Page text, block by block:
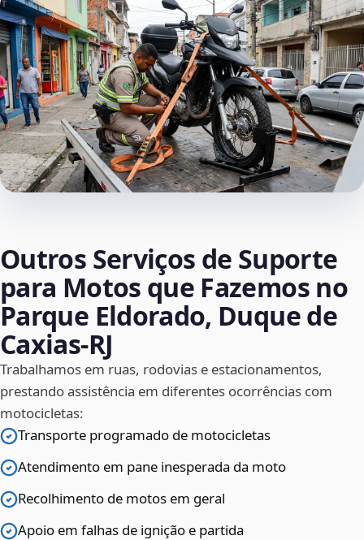
Outros Serviços de Suporte
para Motos que Fazemos no
Parque Eldorado, Duque de
Caxias‑RJ
Trabalhamos em ruas, rodovias e estacionamentos,
prestando assistência em diferentes ocorrências com
motocicletas:
Transporte programado de motocicletas
Atendimento em pane inesperada da moto
Recolhimento de motos em geral
Apoio em falhas de ignição e partida